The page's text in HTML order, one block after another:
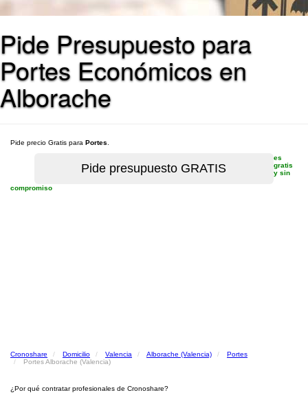
Pide Presupuesto para
Portes Económicos en
Alborache
Pide precio Gratis para Portes
es
gratis
y sin
compromiso
Cronoshare Domicilio Valencia Alborache (Valencia)
Portes
Portes Alborache (Valencia)
¿Por qué contratar profesionales de Cronoshare?